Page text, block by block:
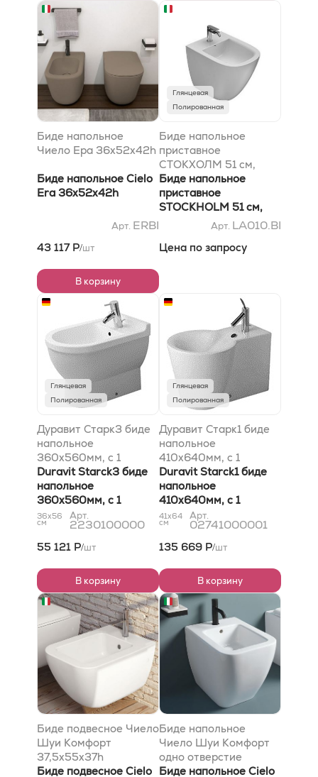
Биде напольное
Чиело Ера 36x52x42h
Биде напольное Cielo
Era 36x52x42h
Арт. ERBI
43 117 Р/шт
В корзину
Глянцевая
Полированная
Биде напольное
приставное
СТОКХОЛМ 51 см,
крепеж в комплекте,
цвет BI
Биде напольное
приставное
STOCKHOLM 51 см,
крепеж в комплекте,
Арт. LA010.BI
Цена по запросу
Глянцевая
Полированная
Дуравит Старк3 биде
напольное
360х560мм, с 1
отв.под смеситель,
цвет белый
Duravit Starck3 биде
напольное
360х560мм, с 1
отв.под смеситель,
цвет белый
36x56
см
Арт.
2230100000
55 121 Р/шт
В корзину
Глянцевая
Полированная
Дуравит Старк1 биде
напольное
410х640мм, с 1
отв.под смеситель,
крепление включено,
белое с покрытием
Вондерглисс
Duravit Starck1 биде
напольное
410х640мм, с 1
отв.под смеситель,
крепление включено,
белое с покрытием
41x64
см
Арт.
02741000001
135 669 Р/шт
В корзину
Биде подвесное Чиело
Шуи Комфорт
37,5x55x37h
Биде подвесное Cielo
Биде напольное
Чиело Шуи Комфорт
одно отверстие
38x55x44h
Биде напольное Cielo